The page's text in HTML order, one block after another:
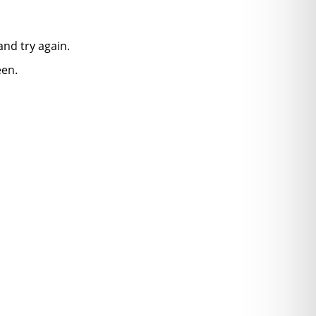
try again.